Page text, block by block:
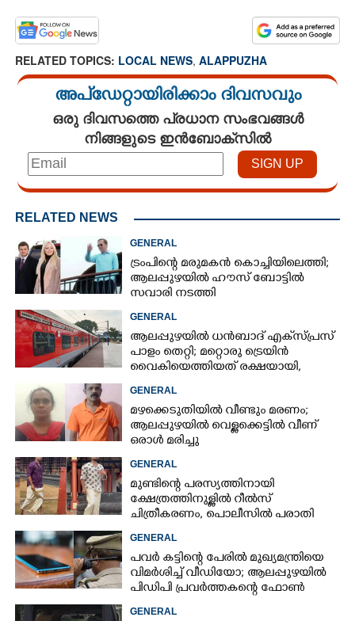
RELATED TOPICS: LOCAL NEWS, ALAPPUZHA
അപ്ഡേറ്റായിരിക്കാം ദിവസവും
ഒരു ദിവസത്തെ പ്രധാന സംഭവങ്ങൾ
നിങ്ങളുടെ ഇൻബോക്സിൽ
RELATED NEWS
GENERAL
ട്രംപിന്റെ മരുമകൻ കൊച്ചിയിലെത്തി;
ആലപ്പുഴയിൽ ഹൗസ് ബോട്ടിൽ
സവാരി നടത്തി
GENERAL
ആലപ്പുഴയിൽ ധൻബാദ് എക്‌സ്പ്രസ്
പാളം തെറ്റി; മറ്റൊരു ട്രെയിൻ
വൈകിയെത്തിയത് രക്ഷയായി,
GENERAL
മഴക്കെടുതിയിൽ വീണ്ടും മരണം;
ആലപ്പുഴയിൽ വെള്ളക്കെട്ടിൽ വീണ്
ഒരാൾ മരിച്ചു
GENERAL
മുണ്ടിന്റെ പരസ്യത്തിനായി
ക്ഷേത്രത്തിനുള്ളിൽ റീൽസ്
ചിത്രീകരണം, പൊലീസിൽ പരാതി
GENERAL
പവർ കട്ടിന്റെ പേരിൽ മുഖ്യമന്ത്രിയെ
വിമർശിച്ച് വീഡിയോ; ആലപ്പുഴയിൽ
പിഡിപി പ്രവർത്തകന്റെ ഫോൺ
GENERAL